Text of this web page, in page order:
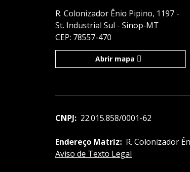
R. Colonizador Ênio Pipino, 1197 -
St. Industrial Sul - Sinop-MT
CEP: 78557-470
Abrir mapa
CNPJ: 22.015.858/0001-62
Endereço Matriz: R. Colonizador
Aviso de Texto Legal